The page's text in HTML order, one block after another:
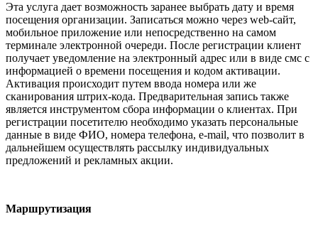
Эта услуга дает возможность заранее выбрать дату и время
посещения организации. Записаться можно через web-сайт,
мобильное приложение или непосредственно на самом
терминале электронной очереди. После регистрации клиент
получает уведомление на электронный адрес или в виде смс с
информацией о времени посещения и кодом активации.
Активация происходит путем ввода номера или же
сканирования штрих-кода. Предварительная запись также
является инструментом сбора информации о клиентах. При
регистрации посетителю необходимо указать персональные
данные в виде ФИО, номера телефона, e-mail, что позволит в
дальнейшем осуществлять рассылку индивидуальных
предложений и рекламных акции.
Маршрутизация